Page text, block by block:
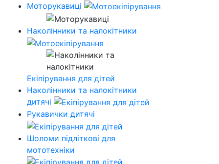
Моторукавиці
Наколінники та налокітники
Екіпірування для дітей
Наколінники та налокітники
дитячі
Рукавички дитячі
Шоломи підліткові для
мототехніки